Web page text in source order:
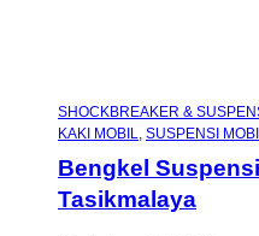
SHOCKBREAKER &
KAKI MOBIL, SUSPENSI
Bengkel
Tasikmalaya